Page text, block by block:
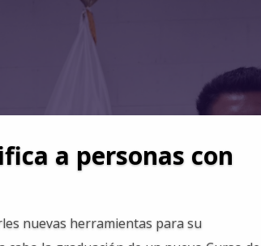
a personas con
nuevas herramientas para su